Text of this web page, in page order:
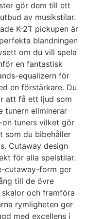
gör dem till ett
av musikstilar.
K-2T pickupen är
blandningen
om du vill spela
en fantastisk
equalizern för
en förstärkare. Du
att få ett ljud som
tunern eliminerar
tuners vilket gör
som du bibehåller
Cutaway design
för alla spelstilar.
cutaway-form ger
till de övre
och framföra
rymligheten ger
med excellens i